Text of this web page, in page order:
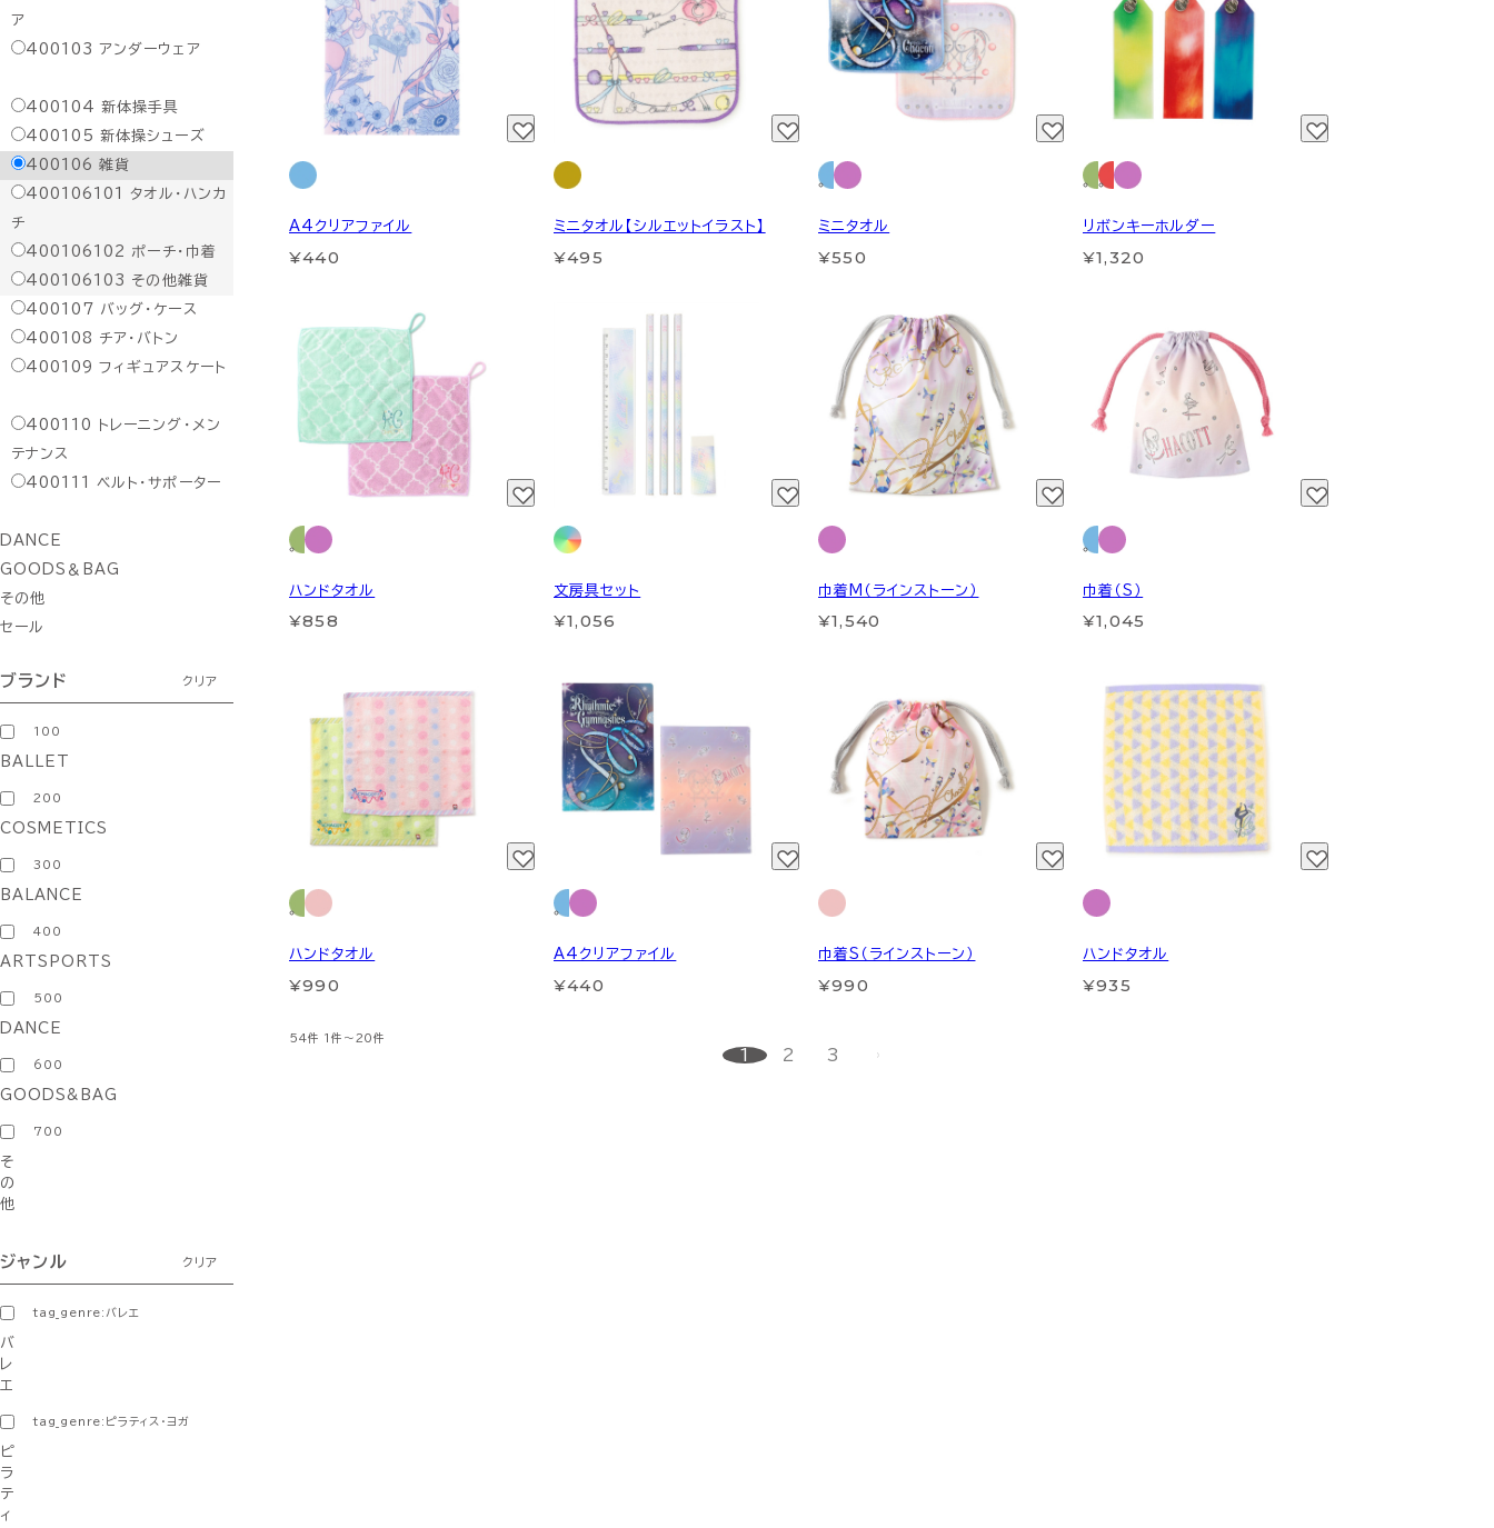
ア
400103 アンダーウェア
400104 新体操手具
400105 新体操シューズ
400106 雑貨
400106101
タオル・ハンカ
チ
400106102
ポーチ・巾着
400106103
その他雑貨
400107
バッグ・ケース
400108
チア・バトン
400109 フィギュアスケート
400110
トレーニング・メン
テナンス
400111
ベルト・サポーター
DANCE
GOODS＆BAG
その他
セール
ブランド クリア
100
BALLET
200
COSMETICS
300
BALANCE
400
ARTSPORTS
500
DANCE
600
GOODS&BAG
700
そ
の
他
ジャンル クリア
tag_genre:バレエ
バ
レ
エ
tag_genre:ピラティス・ヨガ
ピ
ラ
テ
ィ
A4クリアファイル
¥440
ミニタオル【シルエットイラスト】
¥495
ミニタオル
¥550
リボンキーホルダー
¥1,320
ハンドタオル
¥858
文房具セット
¥1,056
巾着M（ラインストーン）
¥1,540
巾着（S）
¥1,045
ハンドタオル
¥990
A4クリアファイル
¥440
巾着S（ラインストーン）
¥990
ハンドタオル
¥935
54件 1件～20件
1 2 3